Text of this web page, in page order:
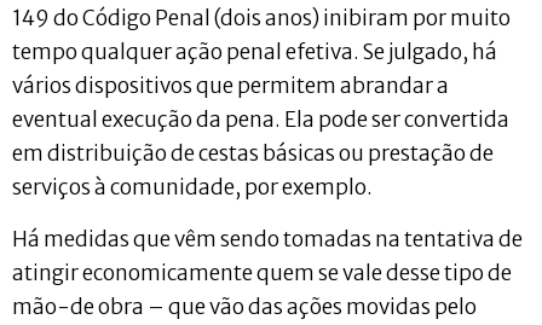
149 do Código Penal (dois anos) inibiram por muito
tempo qualquer ação penal efetiva. Se julgado, há
vários dispositivos que permitem abrandar a
eventual execução da pena. Ela pode ser convertida
em distribuição de cestas básicas ou prestação de
serviços à comunidade, por exemplo.
Há medidas que vêm sendo tomadas na tentativa de
atingir economicamente quem se vale desse tipo de
mão-de obra – que vão das ações movidas pelo